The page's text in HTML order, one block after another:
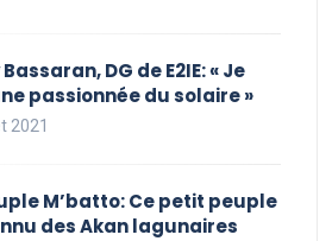
DG de E2IE: « Je
passionnée du solaire »
2021
M’batto: Ce petit peuple
des Akan lagunaires